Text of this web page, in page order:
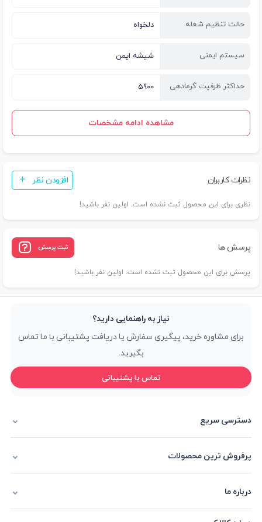
حالت تنظیم شعله دلخواه
سیستم ایمنی شیشه ایمن
حداکثر ظرفیت گرمادهی 5900
مشاهده ادامه مشخصات
نظرات کاربران افزودن نظر
نظری برای این محصول ثبت نشده است. اولین نفر باشید!
پرسش ها ثبت پرسش
پرسش برای این محصول ثبت نشده است. اولین نفر باشید!
دسترسی سریع
پرفروش ترین محصولات
درباره ما
نیاز به راهنمایی دارید؟
برای مشاوره خرید، پیگیری سفارش یا دریافت پشتیبانی با ما تماس
بگیرید.
تماس با پشتیبانی